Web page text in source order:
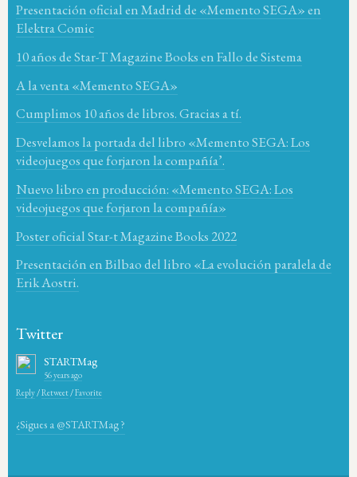
Presentación oficial en Madrid de «Memento SEGA» en
Elektra Comic
10 años de Star-T Magazine Books en Fallo de Sistema
A la venta «Memento SEGA»
Cumplimos 10 años de libros. Gracias a tí.
Desvelamos la portada del libro «Memento SEGA: Los
videojuegos que forjaron la compañía’.
Nuevo libro en producción: «Memento SEGA: Los
videojuegos que forjaron la compañía»
Poster oficial Star-t Magazine Books 2022
Presentación en Bilbao del libro «La evolución paralela de
Erik Aostri.
Twitter
STARTMag
56 years ago
Reply/Retweet/Favorite
¿Sigues a @STARTMag ?